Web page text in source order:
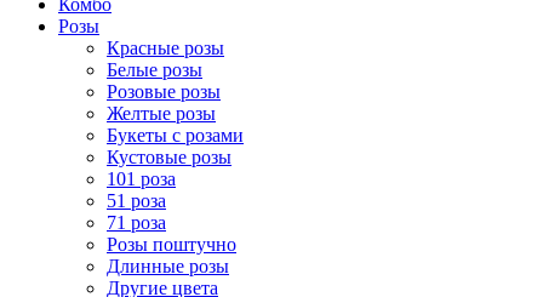
Комбо
Розы
Красные розы
Белые розы
Розовые розы
Желтые розы
Букеты с розами
Кустовые розы
101 роза
51 роза
71 роза
Розы поштучно
Длинные розы
Другие цвета